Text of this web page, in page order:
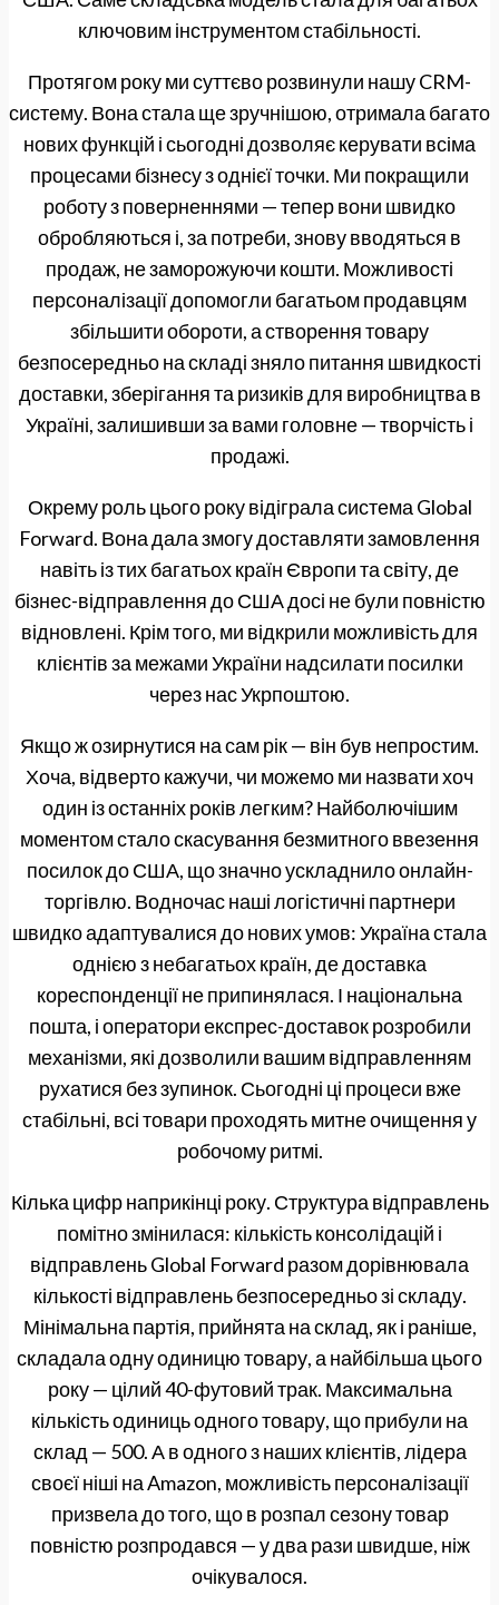
ключовим інструментом стабільності.
Протягом року ми суттєво розвинули нашу CRM-
систему. Вона стала ще зручнішою, отримала багато
нових функцій і сьогодні дозволяє керувати всіма
процесами бізнесу з однієї точки. Ми покращили
роботу з поверненнями — тепер вони швидко
обробляються і, за потреби, знову вводяться в
продаж, не заморожуючи кошти. Можливості
персоналізації допомогли багатьом продавцям
збільшити обороти, а створення товару
безпосередньо на складі зняло питання швидкості
доставки, зберігання та ризиків для виробництва в
Україні, залишивши за вами головне — творчість і
продажі.
Окрему роль цього року відіграла система Global
Forward. Вона дала змогу доставляти замовлення
навіть із тих багатьох країн Європи та світу, де
бізнес-відправлення до США досі не були повністю
відновлені. Крім того, ми відкрили можливість для
клієнтів за межами України надсилати посилки
через нас Укрпоштою.
Якщо ж озирнутися на сам рік — він був непростим.
Хоча, відверто кажучи, чи можемо ми назвати хоч
один із останніх років легким? Найболючішим
моментом стало скасування безмитного ввезення
посилок до США, що значно ускладнило онлайн-
торгівлю. Водночас наші логістичні партнери
швидко адаптувалися до нових умов: Україна стала
однією з небагатьох країн, де доставка
кореспонденції не припинялася. І національна
пошта, і оператори експрес-доставок розробили
механізми, які дозволили вашим відправленням
рухатися без зупинок. Сьогодні ці процеси вже
стабільні, всі товари проходять митне очищення у
робочому ритмі.
Кілька цифр наприкінці року. Структура відправлень
помітно змінилася: кількість консолідацій і
відправлень Global Forward разом дорівнювала
кількості відправлень безпосередньо зі складу.
Мінімальна партія, прийнята на склад, як і раніше,
складала одну одиницю товару, а найбільша цього
року — цілий 40-футовий трак. Максимальна
кількість одиниць одного товару, що прибули на
склад — 500. А в одного з наших клієнтів, лідера
своєї ніші на Amazon, можливість персоналізації
призвела до того, що в розпал сезону товар
повністю розпродався — у два рази швидше, ніж
очікувалося.